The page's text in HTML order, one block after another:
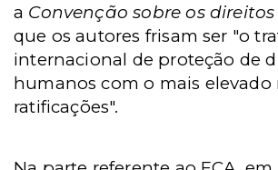
a Convenção sobre os
que os autores frisam ser "o
internacional de proteção de
humanos com o mais
ratificações".